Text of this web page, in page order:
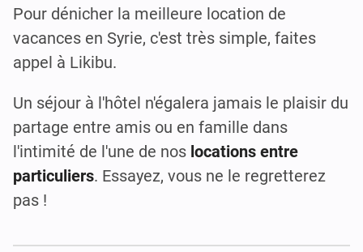
Pour dénicher la meilleure location de
vacances en Syrie, c'est très simple, faites
appel à Likibu.
Un séjour à l'hôtel n'égalera jamais le plaisir du
partage entre amis ou en famille dans
l'intimité de l'une de nos locations entre
particuliers. Essayez, vous ne le regretterez
pas !